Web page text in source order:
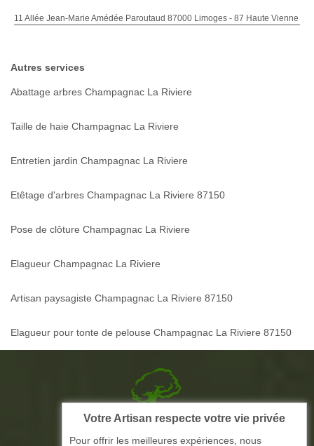
11 Allée Jean-Marie Amédée Paroutaud 87000 Limoges - 87 Haute Vienne
Autres services
Abattage arbres Champagnac La Riviere
Taille de haie Champagnac La Riviere
Entretien jardin Champagnac La Riviere
Etêtage d'arbres Champagnac La Riviere 87150
Pose de clôture Champagnac La Riviere
Elagueur Champagnac La Riviere
Artisan paysagiste Champagnac La Riviere 87150
Elagueur pour tonte de pelouse Champagnac La Riviere 87150
Picque elagage 87
Votre Artisan respecte votre vie privée
Pour offrir les meilleures expériences, nous